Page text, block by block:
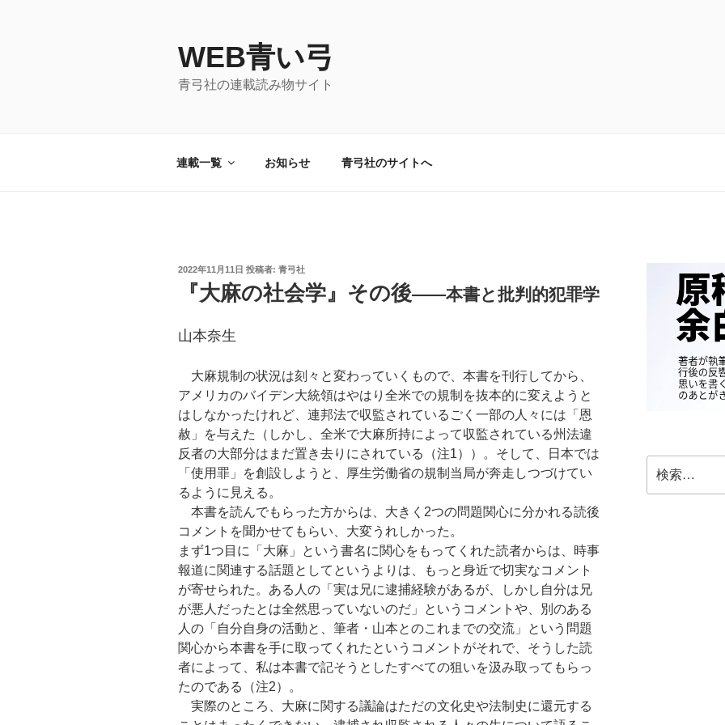
WEB青い弓
青弓社の連載読み物サイト
連載一覧 お知らせ 青弓社のサイトへ
投
2022年11月11日 投稿者: 青弓社
『大麻の社会学』その後――本書と批判的犯罪学
山本奈生
大麻規制の状況は刻々と変わっていくもので、本書を刊行してから、
アメリカのバイデン大統領はやはり全米での規制を抜本的に変えようと
はしなかったけれど、連邦法で収監されているごく一部の人々には「恩
赦」を与えた（しかし、全米で大麻所持によって収監されている州法違
反者の大部分はまだ置き去りにされている（注1））。そして、日本では
「使用罪」を創設しようと、厚生労働省の規制当局が奔走しつづけてい
るように見える。
本書を読んでもらった方からは、大きく2つの問題関心に分かれる読後
コメントを聞かせてもらい、大変うれしかった。
まず1つ目に「大麻」という書名に関心をもってくれた読者からは、時事
報道に関連する話題としてというよりは、もっと身近で切実なコメント
が寄せられた。ある人の「実は兄に逮捕経験があるが、しかし自分は兄
が悪人だったとは全然思っていないのだ」というコメントや、別のある
人の「自分自身の活動と、筆者・山本とのこれまでの交流」という問題
関心から本書を手に取ってくれたというコメントがそれで、そうした読
者によって、私は本書で記そうとしたすべての狙いを汲み取ってもらっ
たのである（注2）。
実際のところ、大麻に関する議論はただの文化史や法制史に還元する
索: